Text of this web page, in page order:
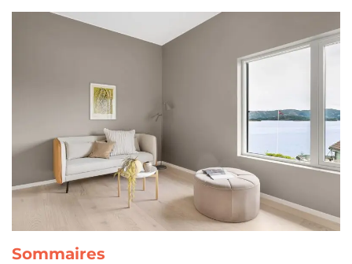
Sommaires